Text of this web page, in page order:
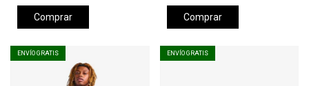
Comprar Comprar
ENVÍO GRATIS ENVÍO GRATIS